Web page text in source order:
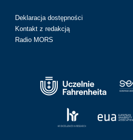
Deklaracja dostępności
Kontakt z redakcją
Radio MORS